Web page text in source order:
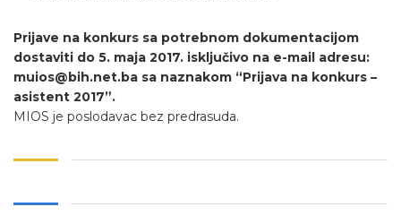
Prijave na konkurs sa potrebnom dokumentacijom
dostaviti do 5. maja 2017. isključivo na e-mail adresu:
muios@bih.net.ba sa naznakom “Prijava na konkurs –
asistent 2017”.
MIOS je poslodavac bez predrasuda.